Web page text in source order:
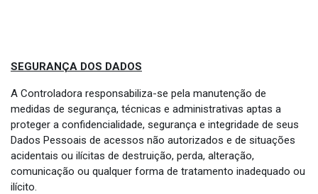
SEGURANÇA DOS DADOS
A Controladora responsabiliza-se pela manutenção de
medidas de segurança, técnicas e administrativas aptas a
proteger a confidencialidade, segurança e integridade de seus
Dados Pessoais de acessos não autorizados e de situações
acidentais ou ilícitas de destruição, perda, alteração,
comunicação ou qualquer forma de tratamento inadequado ou
ilícito.